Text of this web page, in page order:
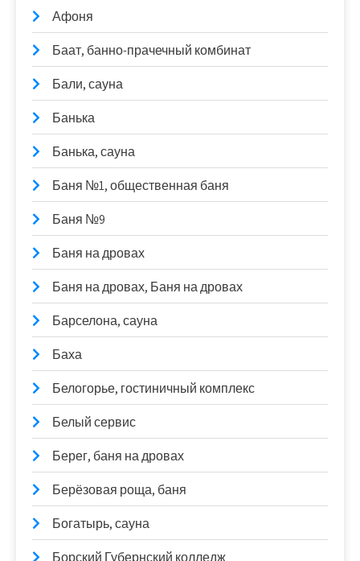
Афоня
Баат, банно-прачечный комбинат
Бали, сауна
Банька
Банька, сауна
Баня №1, общественная баня
Баня №9
Баня на дровах
Баня на дровах, Баня на дровах
Барселона, сауна
Баха
Белогорье, гостиничный комплекс
Белый сервис
Берег, баня на дровах
Берёзовая роща, баня
Богатырь, сауна
Борский Губернский колледж